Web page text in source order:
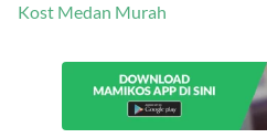
Kost Medan Murah